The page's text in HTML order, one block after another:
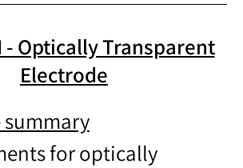
- Optically Transparent
Electrode
for optically